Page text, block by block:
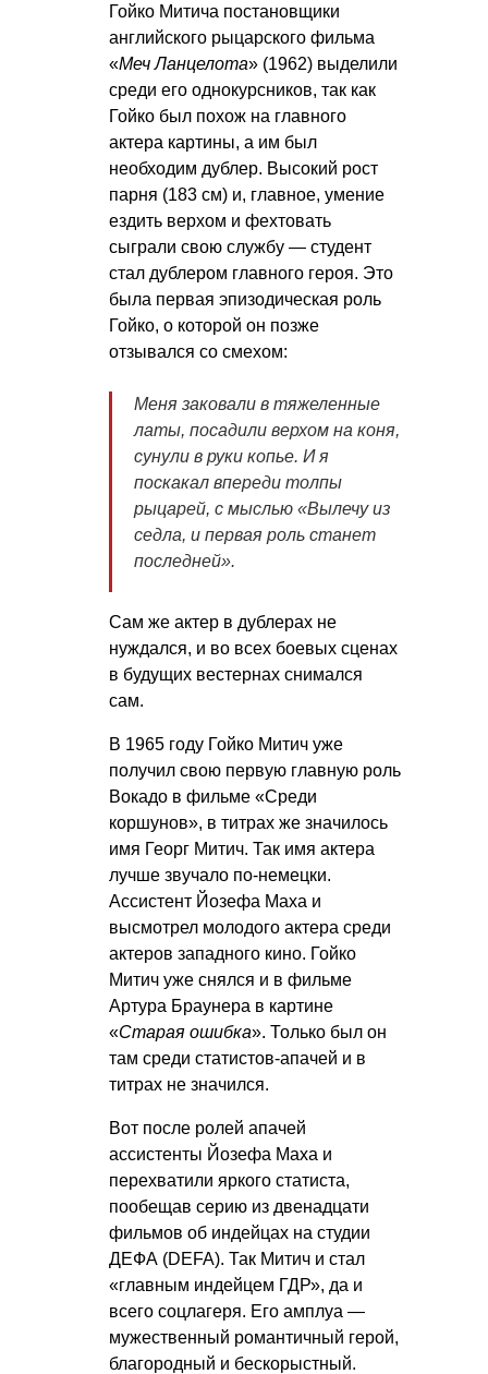
Гойко Митича постановщики
английского рыцарского фильма
«Меч Ланцелота» (1962) выделили
среди его однокурсников, так как
Гойко был похож на главного
актера картины, а им был
необходим дублер. Высокий рост
парня (183 см) и, главное, умение
ездить верхом и фехтовать
сыграли свою службу — студент
стал дублером главного героя. Это
была первая эпизодическая роль
Гойко, о которой он позже
отзывался со смехом:
Меня заковали в тяжеленные
латы, посадили верхом на коня,
сунули в руки копье. И я
поскакал впереди толпы
рыцарей, с мыслью «Вылечу из
седла, и первая роль станет
последней».
Сам же актер в дублерах не
нуждался, и во всех боевых сценах
в будущих вестернах снимался
сам.
В 1965 году Гойко Митич уже
получил свою первую главную роль
Вокадо в фильме «Среди
коршунов», в титрах же значилось
имя Георг Митич. Так имя актера
лучше звучало по-немецки.
Ассистент Йозефа Маха и
высмотрел молодого актера среди
актеров западного кино. Гойко
Митич уже снялся и в фильме
Артура Браунера в картине
«Старая ошибка». Только был он
там среди статистов-апачей и в
титрах не значился.
Вот после ролей апачей
ассистенты Йозефа Маха и
перехватили яркого статиста,
пообещав серию из двенадцати
фильмов об индейцах на студии
ДЕФА (DEFA). Так Митич и стал
«главным индейцем ГДР», да и
всего соцлагеря. Его амплуа —
мужественный романтичный герой,
благородный и бескорыстный.